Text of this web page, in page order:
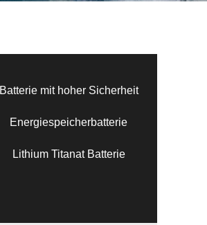
Batterie mit hoher Sicherheit
Energiespeicherbatterie
Lithium Titanat Batterie